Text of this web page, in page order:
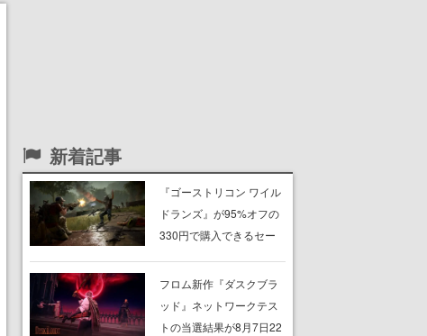
新着記事
『ゴーストリコン ワイル
ドランズ』が95%オフの
330円で購入できるセー
Storeで開催中。無料の大
型アップデート「ラスト
ライツ」が配信され、期
フロム新作『ダスクブラ
ッド』ネットワークテス
トの当選結果が8月7日22